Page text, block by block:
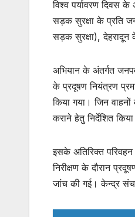
at
s
A
p
p
c
e
o
o
k
विश्व पर्यावरण दिवस
सड़क सुरक्षा के प्रति
सड़क सुरक्षा), देहरादून
अभियान के अंतर्गत जनपद
के प्रदूषण नियंत्रण
किया गया। जिन
कराने हेतु निर्देशित
इसके अतिरिक्त
निरीक्षण के दौरान
जांच की गई। केन्द्र